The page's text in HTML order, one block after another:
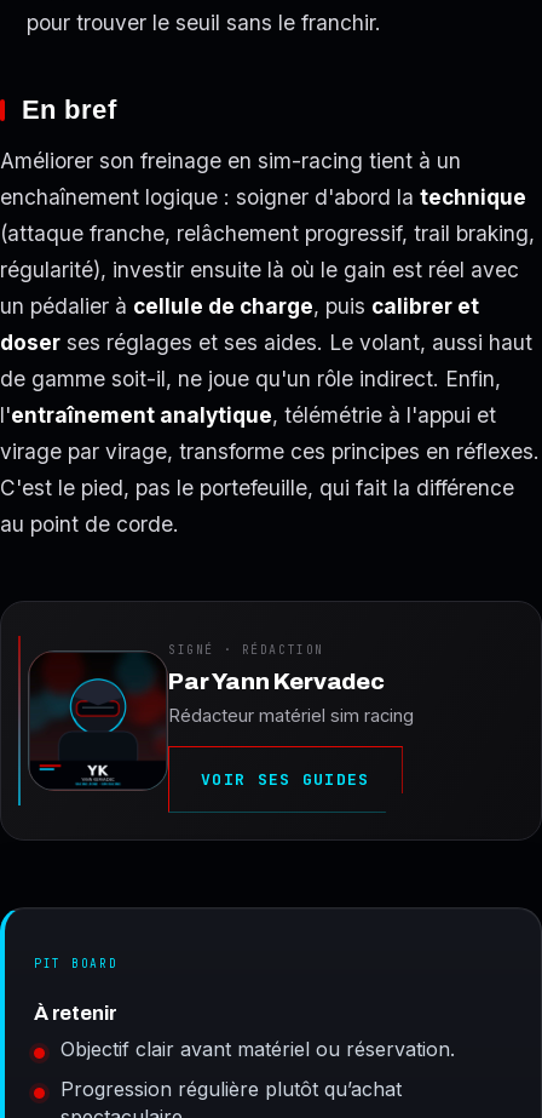
pour trouver le seuil sans le franchir.
En bref
Améliorer son freinage en sim-racing tient à un
enchaînement logique : soigner d'abord la technique
(attaque franche, relâchement progressif, trail braking,
régularité), investir ensuite là où le gain est réel avec
un pédalier à cellule de charge, puis calibrer et
doser ses réglages et ses aides. Le volant, aussi haut
de gamme soit-il, ne joue qu'un rôle indirect. Enfin,
l'entraînement analytique, télémétrie à l'appui et
virage par virage, transforme ces principes en réflexes.
C'est le pied, pas le portefeuille, qui fait la différence
au point de corde.
SIGNÉ · RÉDACTION
ParYann Kervadec
Rédacteur matériel sim racing
VOIR SES GUIDES
PIT BOARD
À retenir
Objectif clair avant matériel ou réservation.
Progression régulière plutôt qu’achat